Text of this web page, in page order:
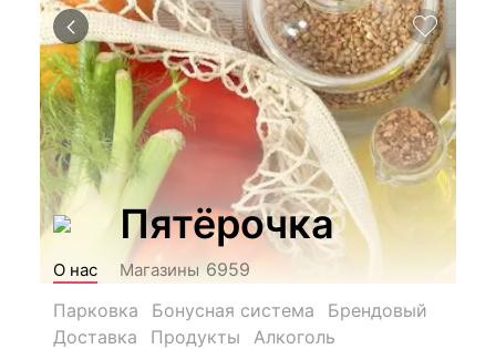
Пятёрочка
О нас Магазины 6959
Парковка
Бонусная система
Брендовый
Доставка
Продукты
Алкоголь